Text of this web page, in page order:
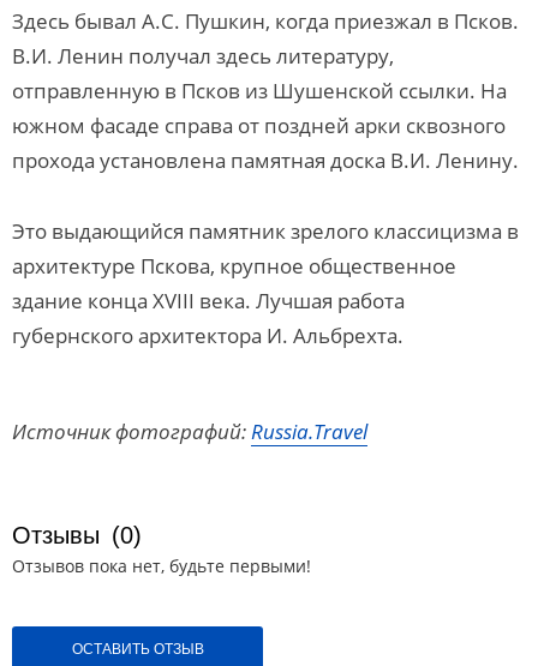
Здесь бывал А.С. Пушкин, когда приезжал в Псков.
В.И. Ленин получал здесь литературу,
отправленную в Псков из Шушенской ссылки. На
южном фасаде справа от поздней арки сквозного
прохода установлена памятная доска В.И. Ленину.
Это выдающийся памятник зрелого классицизма в
архитектуре Пскова, крупное общественное
здание конца ХVIII века. Лучшая работа
губернского архитектора И. Альбрехта.
Источник фотографий:Russia.Travel
Отзывы (0)
Отзывов пока нет, будьте первыми!
ОСТАВИТЬ ОТЗЫВ